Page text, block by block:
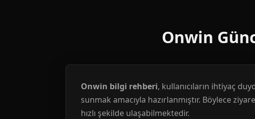
Onwin
Onwin bilgi rehberi, kullanıcıların ihtiyaç
sunmak amacıyla hazırlanmıştır. Böylece
hızlı şekilde ulaşabilmektedir.